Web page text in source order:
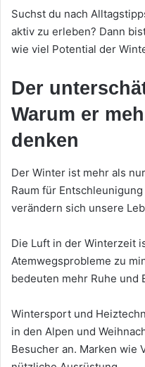
Suchst du nach
aktiv zu erleben? Dann
wie viel Potential der
Der
Warum er
denken
Der Winter ist mehr als
Raum für
verändern sich unsere
Die Luft in der Winterzeit
Atemwegsprobleme zu
bedeuten mehr Ruhe und
Wintersport und
in den Alpen und
Besucher an. Marken wie